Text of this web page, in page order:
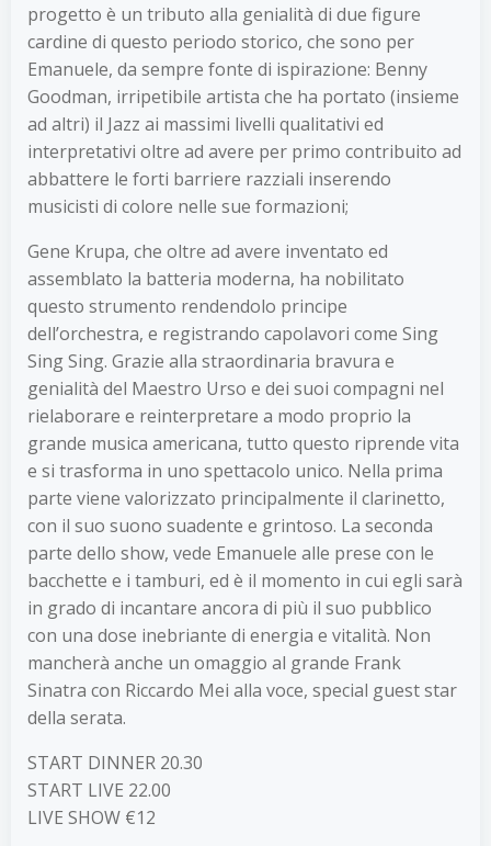
progetto è un tributo alla genialità di due figure
cardine di questo periodo storico, che sono per
Emanuele, da sempre fonte di ispirazione: Benny
Goodman, irripetibile artista che ha portato (insieme
ad altri) il Jazz ai massimi livelli qualitativi ed
interpretativi oltre ad avere per primo contribuito ad
abbattere le forti barriere razziali inserendo
musicisti di colore nelle sue formazioni;
Gene Krupa, che oltre ad avere inventato ed
assemblato la batteria moderna, ha nobilitato
questo strumento rendendolo principe
dell’orchestra, e registrando capolavori come Sing
Sing Sing. Grazie alla straordinaria bravura e
genialità del Maestro Urso e dei suoi compagni nel
rielaborare e reinterpretare a modo proprio la
grande musica americana, tutto questo riprende vita
e si trasforma in uno spettacolo unico. Nella prima
parte viene valorizzato principalmente il clarinetto,
con il suo suono suadente e grintoso. La seconda
parte dello show, vede Emanuele alle prese con le
bacchette e i tamburi, ed è il momento in cui egli sarà
in grado di incantare ancora di più il suo pubblico
con una dose inebriante di energia e vitalità. Non
mancherà anche un omaggio al grande Frank
Sinatra con Riccardo Mei alla voce, special guest star
della serata.
START DINNER 20.30
START LIVE 22.00
LIVE SHOW €12